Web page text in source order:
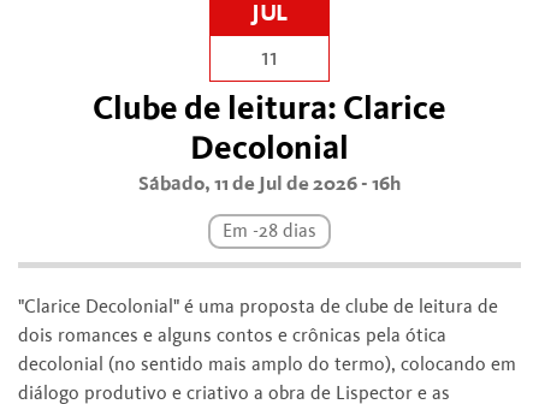
JUL
11
Clube de leitura: Clarice
Decolonial
Sábado, 11 de Jul de 2026 - 16h
Em -28 dias
"Clarice Decolonial" é uma proposta de clube de leitura de
dois romances e alguns contos e crônicas pela ótica
decolonial (no sentido mais amplo do termo), colocando em
diálogo produtivo e criativo a obra de Lispector e as